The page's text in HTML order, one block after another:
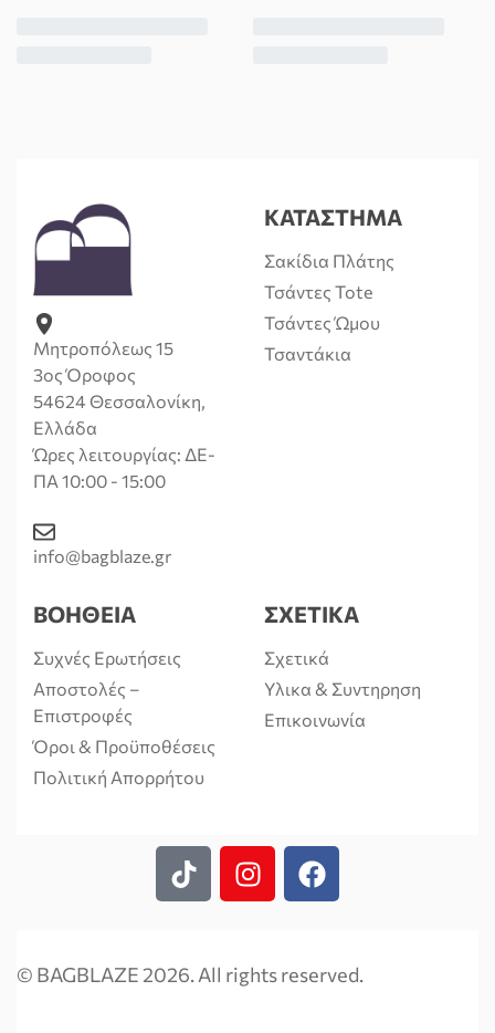
Μητροπόλεως 15
3ος Όροφος
54624 Θεσσαλονίκη,
Ελλάδα
Ώρες λειτουργίας: ΔΕ-
ΠΑ 10:00 - 15:00
info@bagblaze.gr
ΚΑΤΑΣΤΗΜΑ
Σακίδια Πλάτης
Τσάντες Tote
Τσάντες Ώμου
Τσαντάκια
ΒΟΗΘΕΙΑ
Συχνές Ερωτήσεις
Αποστολές –
Επιστροφές
Όροι & Προϋποθέσεις
Πολιτική Απορρήτου
ΣΧΕΤΙΚΑ
Σχετικά
Υλικα & Συντηρηση
Επικοινωνία
© BAGBLAZE 2026. All rights reserved.